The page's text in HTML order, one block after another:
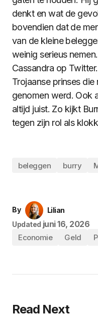
denkt en wat de
bovendien dat de
van de kleine
weinig serieus
Cassandra op
Trojaanse prinses
genomen werd. Ook
altijd juist. Zo kijkt
tegen zijn rol als
beleggen burry
By
Lilian
Updated juni 16, 2026
Economie Geld
Read Next